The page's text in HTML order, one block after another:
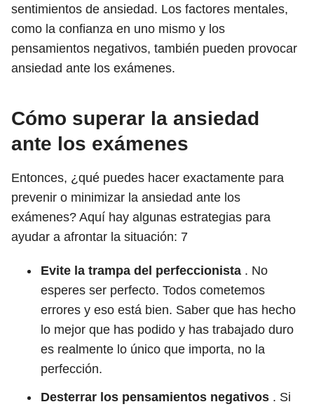
sentimientos de ansiedad. Los factores mentales,
como la confianza en uno mismo y los
pensamientos negativos, también pueden provocar
ansiedad ante los exámenes.
Cómo superar la ansiedad
ante los exámenes
Entonces, ¿qué puedes hacer exactamente para
prevenir o minimizar la ansiedad ante los
exámenes? Aquí hay algunas estrategias para
ayudar a afrontar la situación: 7
Evite la trampa del perfeccionista . No
esperes ser perfecto. Todos cometemos
errores y eso está bien. Saber que has hecho
lo mejor que has podido y has trabajado duro
es realmente lo único que importa, no la
perfección.
Desterrar los pensamientos negativos . Si